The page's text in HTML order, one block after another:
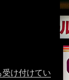
受け付けてい